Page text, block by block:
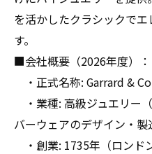
を活かしたクラシックで
す。
■会社概要（2026年度）：
・正式名称: Garrard &
・業種: 高級ジュエリー
バーウェアのデザイン・製
・創業: 1735年（ロンド